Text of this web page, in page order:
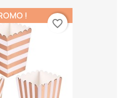
!
favorite_border